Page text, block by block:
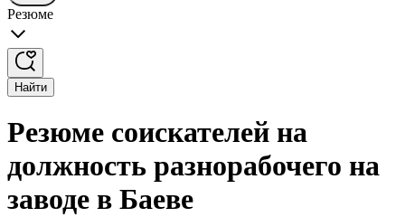
Резюме
Найти
Резюме соискателей на
должность разнорабочего на
заводе в Баеве